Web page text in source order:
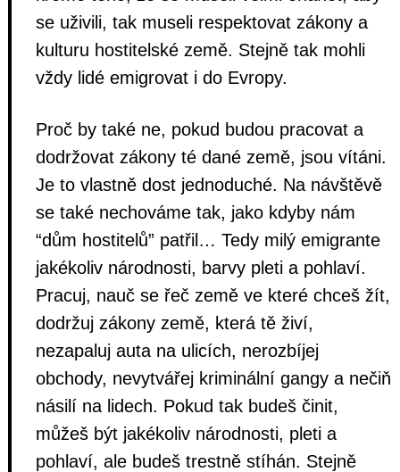
se uživili, tak museli respektovat zákony a
kulturu hostitelské země. Stejně tak mohli
vždy lidé emigrovat i do Evropy.
Proč by také ne, pokud budou pracovat a
dodržovat zákony té dané země, jsou vítáni.
Je to vlastně dost jednoduché. Na návštěvě
se také nechováme tak, jako kdyby nám
“dům hostitelů” patřil… Tedy milý emigrante
jakékoliv národnosti, barvy pleti a pohlaví.
Pracuj, nauč se řeč země ve které chceš žít,
dodržuj zákony země, která tě živí,
nezapaluj auta na ulicích, nerozbíjej
obchody, nevytvářej kriminální gangy a nečiň
násilí na lidech. Pokud tak budeš činit,
můžeš být jakékoliv národnosti, pleti a
pohlaví, ale budeš trestně stíhán. Stejně